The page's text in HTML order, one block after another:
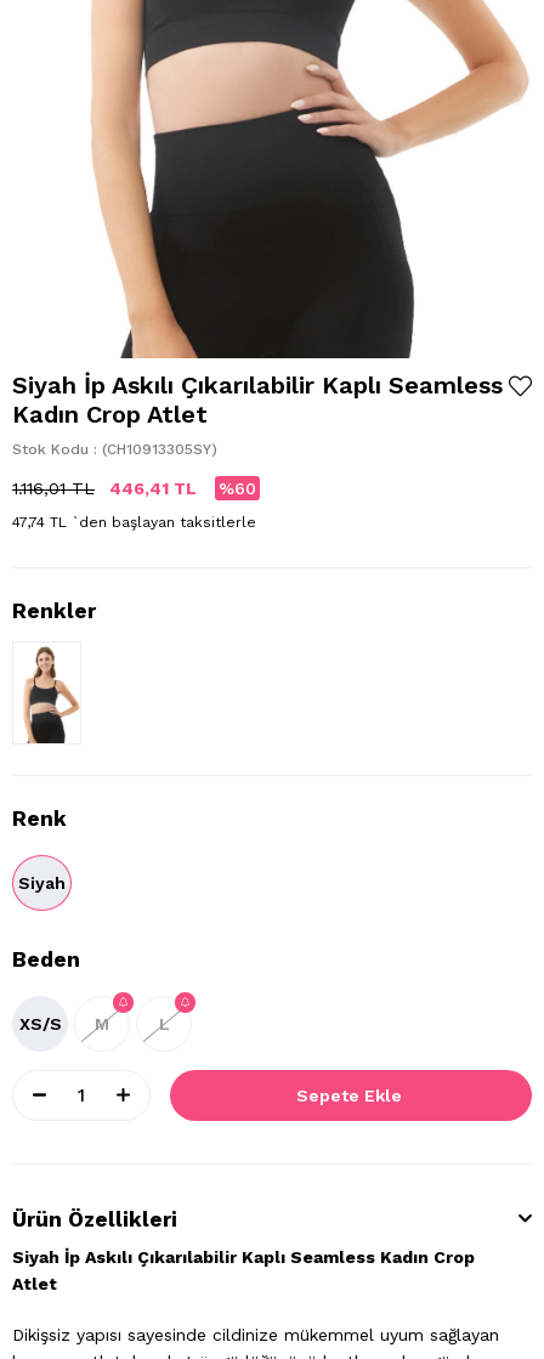
Siyah İp Askılı Çıkarılabilir Kaplı Seamless
Kadın Crop Atlet
Stok Kodu (CH10913305SY)
1.116,01 TL 446,41 TL 60
47,74 TL `den başlayan taksitlerle
Renk
Siyah
Beden
XS/S M L
Ürün Özellikleri
Siyah İp Askılı Çıkarılabilir Kaplı Seamless Kadın Crop
Atlet
Dikişsiz yapısı sayesinde cildinize mükemmel uyum sağlayan